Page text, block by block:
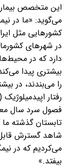
این متخصص
می‌گوید: «ما در
کشورهایی مثل
در شهرهای
دارد که در
بیشتری پیدا
را می‌بندند، در
رفتار
فصول سرد سال
تابستان گذشته
شاهد گسترش قابل
می‌کردیم که در
بیفتد.»